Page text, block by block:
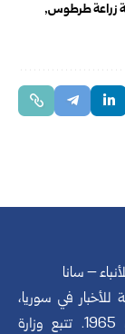
زراعة طرطوس
– سانا
للأخبار في سوريا،
تأسست في 24 يونيو 1965. تتبع وزارة